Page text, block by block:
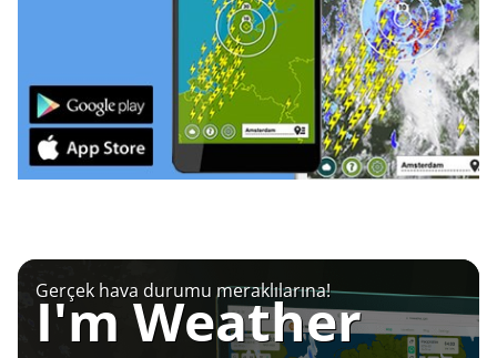
Gerçek hava durumu meraklılarına!
I'm Weather